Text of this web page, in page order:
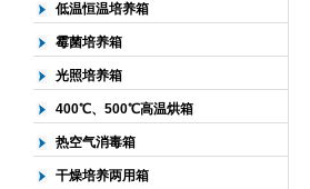
低温恒温培养箱
霉菌培养箱
光照培养箱
400℃、500℃高温烘箱
热空气消毒箱
干燥培养两用箱